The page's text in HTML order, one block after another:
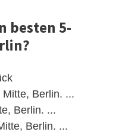
besten 5-
Berlin. ...
Berlin. ...
Berlin. ...